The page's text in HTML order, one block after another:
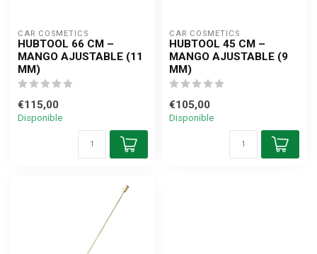
CAR COSMETICS
HUBTOOL 66 CM –
MANGO AJUSTABLE (11
MM)
€115,00
Disponible
CAR COSMETICS
HUBTOOL 45 CM –
MANGO AJUSTABLE (9
MM)
€105,00
Disponible